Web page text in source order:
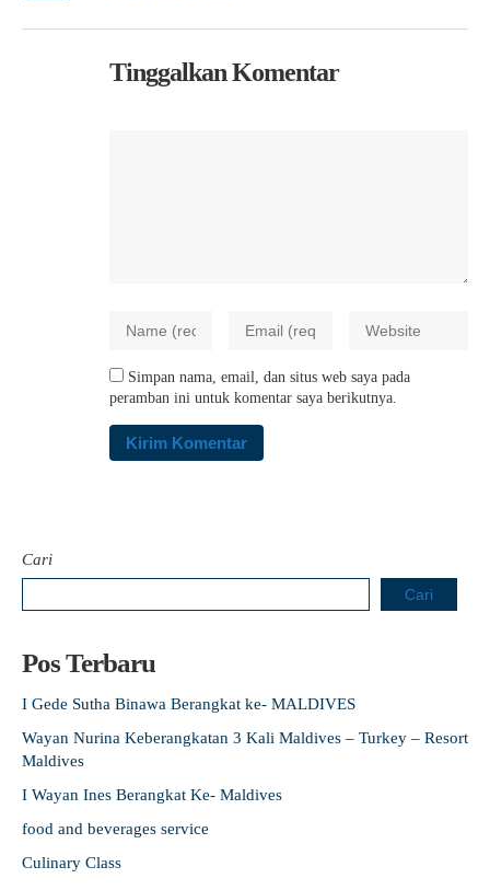
Tinggalkan Komentar
Simpan nama, email, dan situs web saya pada
peramban ini untuk komentar saya berikutnya.
Cari
Cari
Pos Terbaru
I Gede Sutha Binawa Berangkat ke- MALDIVES
Wayan Nurina Keberangkatan 3 Kali Maldives – Turkey – Resort
Maldives
I Wayan Ines Berangkat Ke- Maldives
food and beverages service
Culinary Class